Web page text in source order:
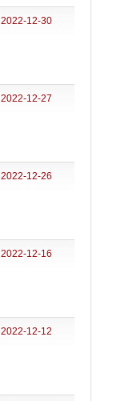
2022-12-30
2022-12-27
2022-12-26
2022-12-16
2022-12-12